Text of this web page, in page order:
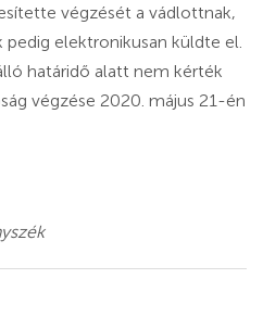
végzését a vádlottnak,
pedig elektronikusan küldte el.
határidő alatt nem kérték
végzése 2020. május 21-én